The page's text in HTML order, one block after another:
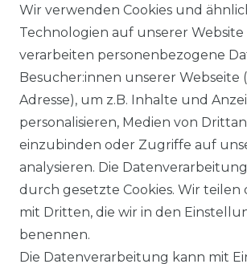
VERSANDARTEN & -KOSTEN
GEWERBETREIBENDE?
HILFE
KONTAKT
ANFAHRT
Wir verwenden Cookies und
Technologien auf unserer Website
verarbeiten personenbezogene
Besucher:innen unserer Webseite
Adresse), um z.B. Inhalte und
personalisieren, Medien von
einzubinden oder Zugriffe auf
analysieren. Die
durch gesetzte Cookies. Wir teilen
mit Dritten, die wir in den
benennen.
Die Datenverarbeitung kann mit